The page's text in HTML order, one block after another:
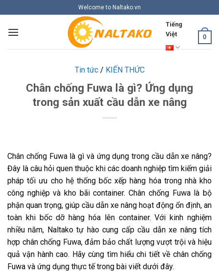
to
content
Welcome to Naltako.vn
Tiếng
Việt
0
Tin tức/ KIẾN THỨC
Chân chống Fuwa là gì? Ứng dụng
trong sản xuất cầu dẫn xe nâng
Chân chống Fuwa là gì và ứng dụng trong cầu dẫn xe nâng?
Đây là câu hỏi quen thuộc khi các doanh nghiệp tìm kiếm giải
pháp tối ưu cho hệ thống bốc xếp hàng hóa trong nhà kho
công nghiệp và kho bãi container. Chân chống Fuwa là bộ
phận quan trọng, giúp cầu dẫn xe nâng hoạt động ổn định, an
toàn khi bốc dỡ hàng hóa lên container. Với kinh nghiệm
nhiều năm, Naltako tự hào cung cấp cầu dẫn xe nâng tích
hợp chân chống Fuwa, đảm bảo chất lượng vượt trội và hiệu
quả vận hành cao. Hãy cùng tìm hiểu chi tiết về chân chống
Fuwa và ứng dụng thực tế trong bài viết dưới đây.